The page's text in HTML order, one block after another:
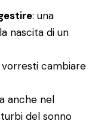
: una
nascita di un
cambiare
anche nel
del sonno